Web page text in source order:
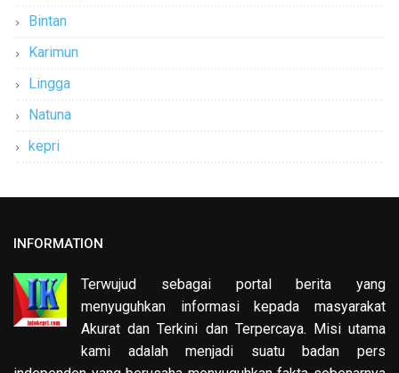
Bintan
Karimun
Lingga
Natuna
kepri
INFORMATION
Terwujud sebagai portal berita yang
menyuguhkan informasi kepada masyarakat
Akurat dan Terkini dan Terpercaya. Misi utama
kami adalah menjadi suatu badan pers